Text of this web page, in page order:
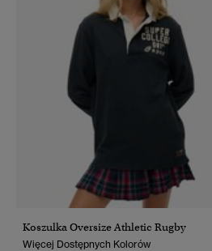
Koszulka Oversize Athletic Rugby
Więcej Dostępnych Kolorów